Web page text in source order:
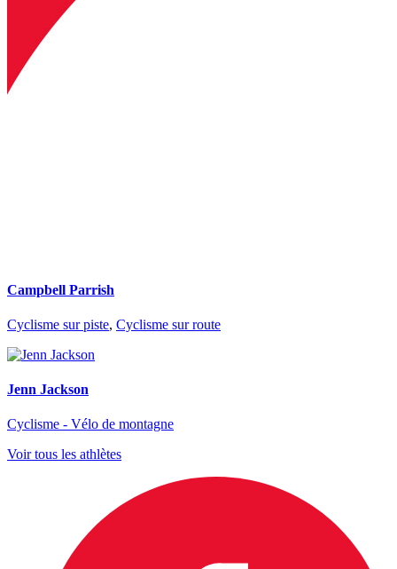
Campbell Parrish
Cyclisme sur piste, Cyclisme sur route
Jenn Jackson
Cyclisme - Vélo de montagne
Voir tous les athlètes